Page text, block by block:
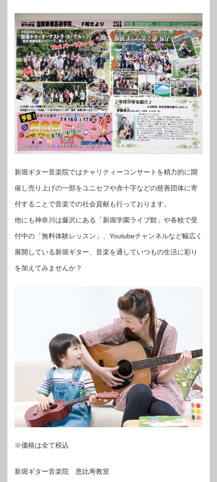
新堀ギター音楽院ではチャリティーコンサートを精力的に開
催し売り上げの一部をユニセフや赤十字などの慈善団体に寄
付することで音楽での社会貢献も行っております。
他にも神奈川は藤沢にある「新堀学園ライブ館」や各校で受
付中の「無料体験レッスン」、Youtubeチャンネルなど幅広く
展開している新堀ギター、音楽を通していつもの生活に彩り
を加えてみませんか？
※価格は全て税込
新堀ギター音楽院 恵比寿教室